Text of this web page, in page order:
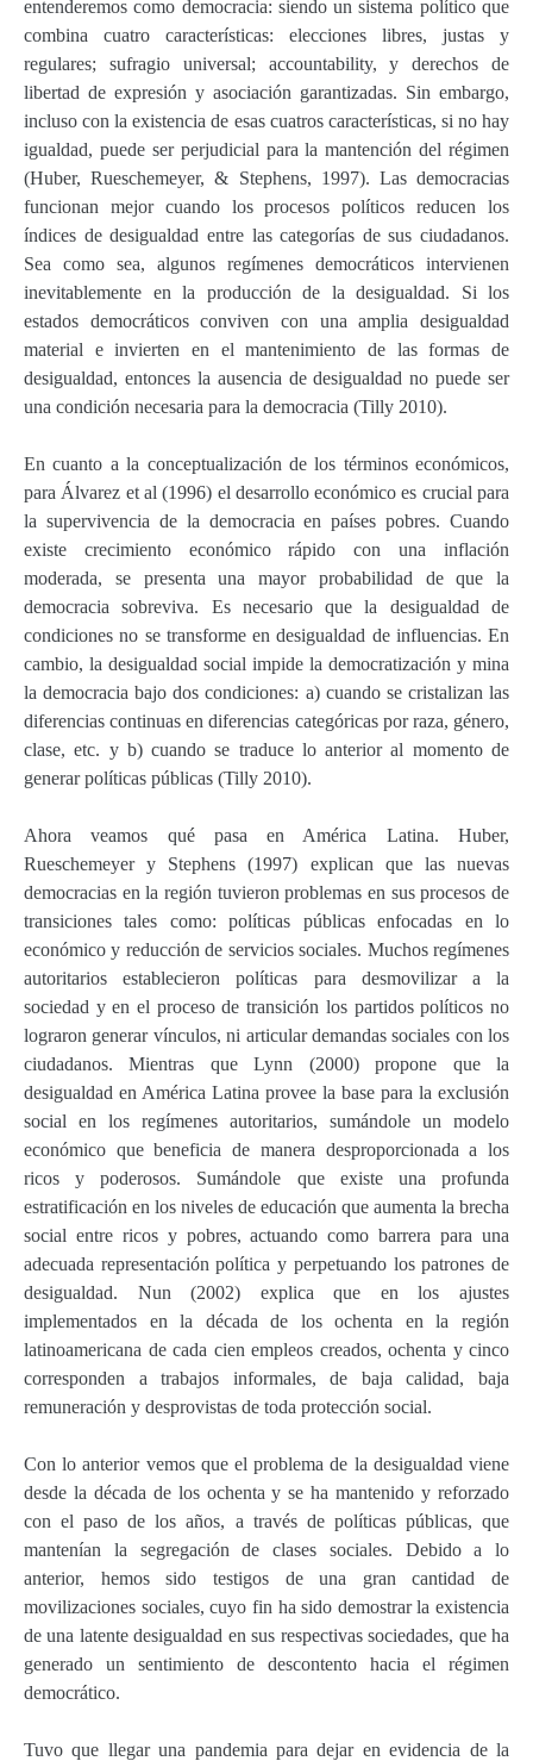
entenderemos como democracia: siendo un sistema político que
combina cuatro características: elecciones libres, justas y
regulares; sufragio universal; accountability, y derechos de
libertad de expresión y asociación garantizadas. Sin embargo,
incluso con la existencia de esas cuatros características, si no hay
igualdad, puede ser perjudicial para la mantención del régimen
(Huber, Rueschemeyer, & Stephens, 1997). Las democracias
funcionan mejor cuando los procesos políticos reducen los
índices de desigualdad entre las categorías de sus ciudadanos.
Sea como sea, algunos regímenes democráticos intervienen
inevitablemente en la producción de la desigualdad. Si los
estados democráticos conviven con una amplia desigualdad
material e invierten en el mantenimiento de las formas de
desigualdad, entonces la ausencia de desigualdad no puede ser
una condición necesaria para la democracia (Tilly 2010).
En cuanto a la conceptualización de los términos económicos,
para Álvarez et al (1996) el desarrollo económico es crucial para
la supervivencia de la democracia en países pobres. Cuando
existe crecimiento económico rápido con una inflación
moderada, se presenta una mayor probabilidad de que la
democracia sobreviva. Es necesario que la desigualdad de
condiciones no se transforme en desigualdad de influencias. En
cambio, la desigualdad social impide la democratización y mina
la democracia bajo dos condiciones: a) cuando se cristalizan las
diferencias continuas en diferencias categóricas por raza, género,
clase, etc. y b) cuando se traduce lo anterior al momento de
generar políticas públicas (Tilly 2010).
Ahora veamos qué pasa en América Latina. Huber,
Rueschemeyer y Stephens (1997) explican que las nuevas
democracias en la región tuvieron problemas en sus procesos de
transiciones tales como: políticas públicas enfocadas en lo
económico y reducción de servicios sociales. Muchos regímenes
autoritarios establecieron políticas para desmovilizar a la
sociedad y en el proceso de transición los partidos políticos no
lograron generar vínculos, ni articular demandas sociales con los
ciudadanos. Mientras que Lynn (2000) propone que la
desigualdad en América Latina provee la base para la exclusión
social en los regímenes autoritarios, sumándole un modelo
económico que beneficia de manera desproporcionada a los
ricos y poderosos. Sumándole que existe una profunda
estratificación en los niveles de educación que aumenta la brecha
social entre ricos y pobres, actuando como barrera para una
adecuada representación política y perpetuando los patrones de
desigualdad. Nun (2002) explica que en los ajustes
implementados en la década de los ochenta en la región
latinoamericana de cada cien empleos creados, ochenta y cinco
corresponden a trabajos informales, de baja calidad, baja
remuneración y desprovistas de toda protección social.
Con lo anterior vemos que el problema de la desigualdad viene
desde la década de los ochenta y se ha mantenido y reforzado
con el paso de los años, a través de políticas públicas, que
mantenían la segregación de clases sociales. Debido a lo
anterior, hemos sido testigos de una gran cantidad de
movilizaciones sociales, cuyo fin ha sido demostrar la existencia
de una latente desigualdad en sus respectivas sociedades, que ha
generado un sentimiento de descontento hacia el régimen
democrático.
Tuvo que llegar una pandemia para dejar en evidencia de la